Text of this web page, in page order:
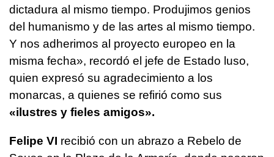
dictadura al mismo tiempo. Produjimos genios
del humanismo y de las artes al mismo tiempo.
Y nos adherimos al proyecto europeo en la
misma fecha», recordó el jefe de Estado luso,
quien expresó su agradecimiento a los
monarcas, a quienes se refirió como sus
«ilustres y fieles amigos».
Felipe VI recibió con un abrazo a Rebelo de